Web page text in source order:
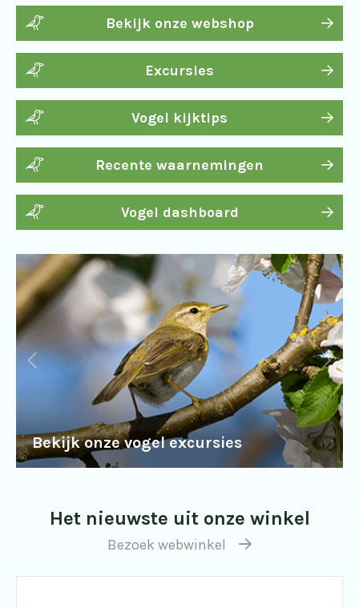
Bekijk onze webshop
Excursies
Vogel kijktips
Recente waarnemingen
Vogel dashboard
Bekijk onze vogel excursies
Het nieuwste uit onze winkel
Bezoek webwinkel